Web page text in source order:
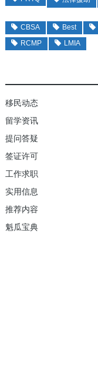
CBSA
Best
RCMP
LMIA
移民动态
留学资讯
提问答疑
签证许可
工作求职
实用信息
推荐内容
魁瓜宝典